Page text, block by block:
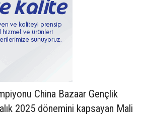
China Bazaar Gençlik
2025 dönemini kapsayan Mali